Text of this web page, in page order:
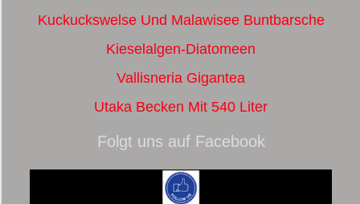
Kuckuckswelse Und Malawisee Buntbarsche
Kieselalgen-Diatomeen
Vallisneria Gigantea
Utaka Becken Mit 540 Liter
Folgt uns auf Facebook